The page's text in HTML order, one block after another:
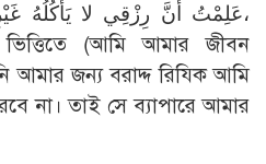
عَلِمْتُ أَنَّ رِزْقِي لا يَأْكُلُهُ
(আমি আমার জীবন
আমার জন্য বরাদ্দ রিযিক আমি
না। তাই সে ব্যাপারে আমার